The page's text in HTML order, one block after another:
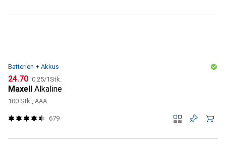
Batterien + Akkus
CHF
24.70 CHF
0.25/1Stk.
Maxell Alkaline
100 Stk., AAA
679